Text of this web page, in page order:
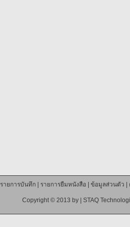
รายการบันทึก| รายการยืมหนังสือ ข้อมูลส่วนตัว
Copyright © 2013 by | STAQ